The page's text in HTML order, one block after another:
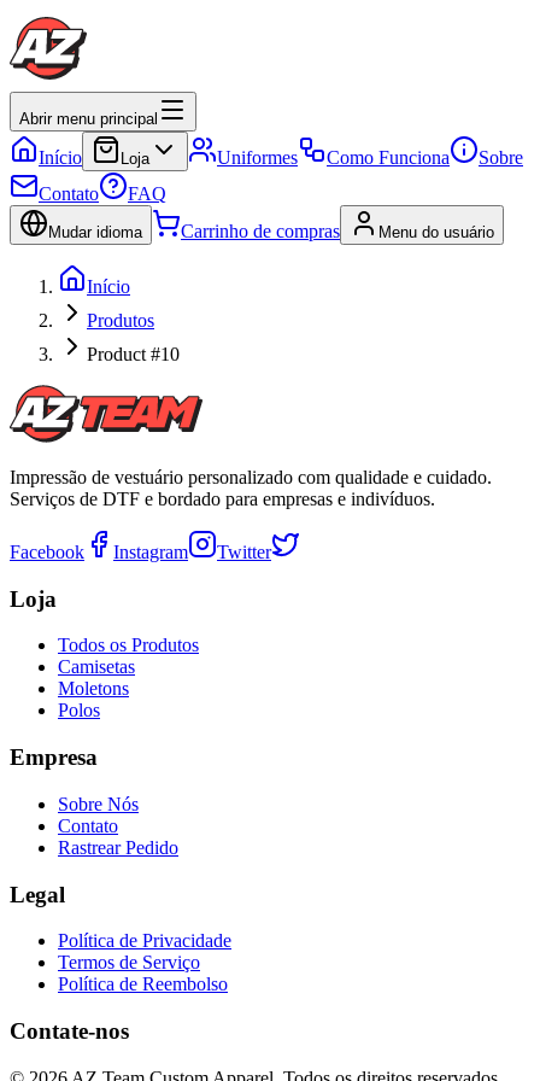
Abrir menu principal
Início Loja Uniformes Como Funciona
Sobre
Contato
FAQ
Mudar idioma Carrinho de compras Menu do usuário
Início
Produtos
Product #10
Impressão de vestuário personalizado com qualidade e cuidado.
Serviços de DTF e bordado para empresas e indivíduos.
Facebook Instagram Twitter
Loja
Todos os Produtos
Camisetas
Moletons
Polos
Empresa
Sobre Nós
Contato
Rastrear Pedido
Legal
Política de Privacidade
Termos de Serviço
Política de Reembolso
Contate-nos